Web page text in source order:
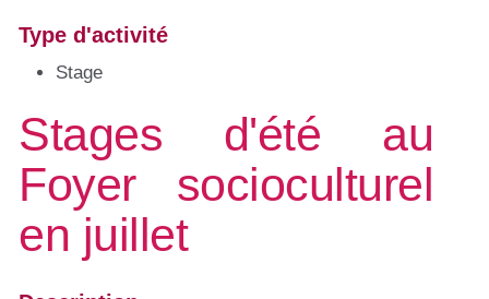
Type d'activité
Stage
Stages d'été au
Foyer socioculturel
en juillet